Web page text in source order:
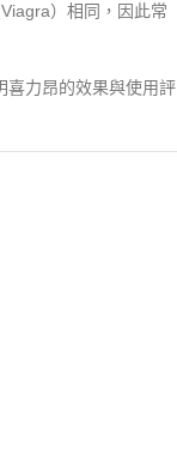
）相同，因此常
喜力昂的效果與使用評